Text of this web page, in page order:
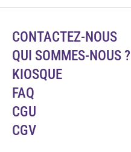
CONTACTEZ-NOUS
QUI SOMMES-NOUS ?
KIOSQUE
FAQ
CGU
CGV